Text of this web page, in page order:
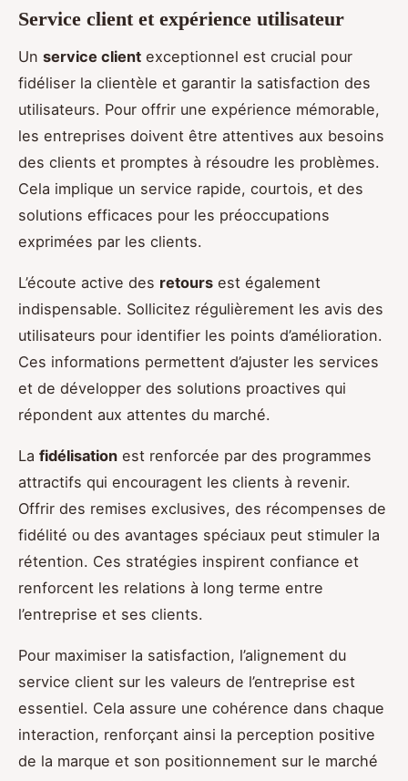
Service client et expérience utilisateur
Un service client exceptionnel est crucial pour
fidéliser la clientèle et garantir la satisfaction des
utilisateurs. Pour offrir une expérience mémorable,
les entreprises doivent être attentives aux besoins
des clients et promptes à résoudre les problèmes.
Cela implique un service rapide, courtois, et des
solutions efficaces pour les préoccupations
exprimées par les clients.
L’écoute active des retours est également
indispensable. Sollicitez régulièrement les avis des
utilisateurs pour identifier les points d’amélioration.
Ces informations permettent d’ajuster les services
et de développer des solutions proactives qui
répondent aux attentes du marché.
La fidélisation est renforcée par des programmes
attractifs qui encouragent les clients à revenir.
Offrir des remises exclusives, des récompenses de
fidélité ou des avantages spéciaux peut stimuler la
rétention. Ces stratégies inspirent confiance et
renforcent les relations à long terme entre
l’entreprise et ses clients.
Pour maximiser la satisfaction, l’alignement du
service client sur les valeurs de l’entreprise est
essentiel. Cela assure une cohérence dans chaque
interaction, renforçant ainsi la perception positive
de la marque et son positionnement sur le marché